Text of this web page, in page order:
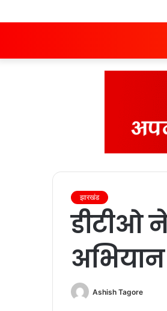
झारखंड
डीटीओ
अभियान
Ashish Tagore